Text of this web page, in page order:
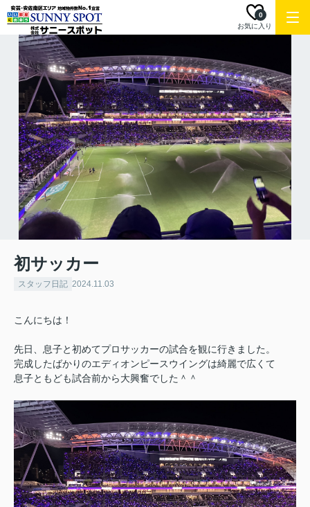
お気に入り
0
初サッカー
スタッフ日記 2024.11.03
こんにちは！
先日、息子と初めてプロサッカーの試合を観に行きました。
完成したばかりのエディオンピースウイングは綺麗で広くて
息子ともども試合前から大興奮でした＾＾